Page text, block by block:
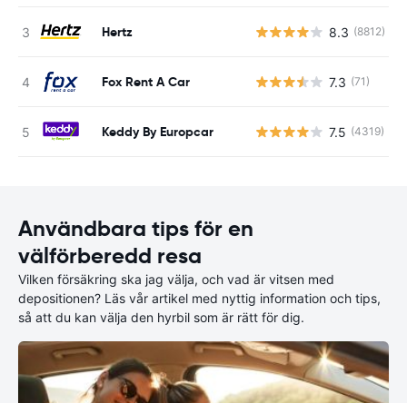
Hertz 8.3 (8812)
Fox Rent A Car 7.3 (71)
Keddy By Europcar 7.5 (4319)
Användbara tips för en
välförberedd resa
Vilken försäkring ska jag välja, och vad är vitsen med
depositionen? Läs vår artikel med nyttig information och tips,
så att du kan välja den hyrbil som är rätt för dig.